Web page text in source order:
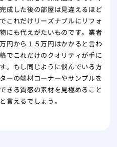
成した後の部屋は見違えるほど
これだけリーズナブルにリフォ
にも代えがたいものです。業者
円から１５万円はかかると言わ
でこれだけのクオリティが手に
。もし同じように悩んでいる方
ーの端材コーナーやサンプルを
きる質感の素材を見極めること
言えるでしょう。